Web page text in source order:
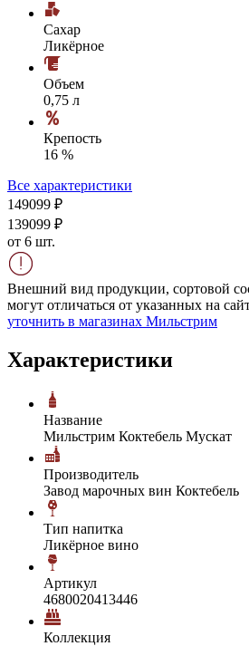
Сахар
Ликёрное
Объем
0,75 л
Крепость
16 %
Все характеристики
149099 ₽
139099 ₽
от 6 шт.
Внешний вид продукции, сортовой
могут отличаться от указанных на
уточнить в магазинах Мильстрим
Характеристики
Название
Мильстрим Коктебель Мускат
Производитель
Завод марочных вин Коктебель
Тип напитка
Ликёрное вино
Артикул
4680020413446
Коллекция